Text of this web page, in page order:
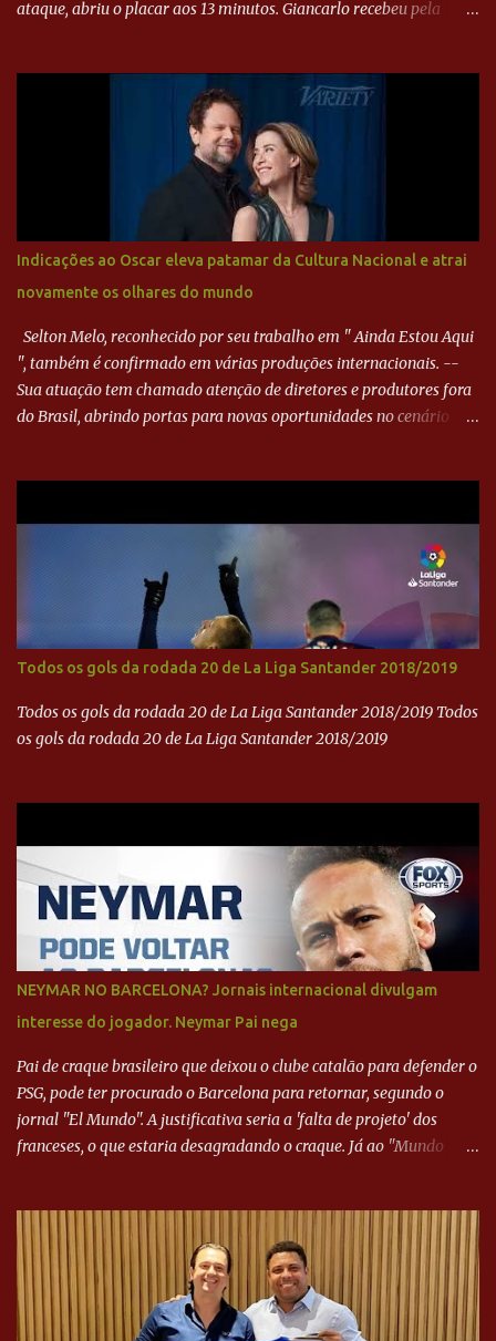
ataque, abriu o placar aos 13 minutos. Giancarlo recebeu pela
Paraná ampliou a vantagem aos 21 minutos. Éverton Garroni
desviou cruzamento de cabeça e, mesmo de costas, incidiu o canto
direito de Harlei. O goleiro esmeraldino se esticou e até tocou na
bola, mas não o suficiente para desviar sua trajetória. O ataque do
Goiás era nulo, tanto que o Paraná seguiu em cima. Aos 32
minutos, Jefferson cabeceou e Harlei fez grande defesa. Seis
minutos depois, Wellington encheu o pé e quase surpreendeu o
goleiro rival, que novamente defendeu. No fim, Jefferson teve
outra boa chance, mas parou no goleiro. Gol para matar espera...
Indicações ao Oscar eleva patamar da Cultura Nacional e atrai
novamente os olhares do mundo
Selton Melo, reconhecido por seu trabalho em " Ainda Estou Aqui
", também é confirmado em várias produções internacionais. --
Sua atuação tem chamado atenção de diretores e produtores fora
do Brasil, abrindo portas para novas oportunidades no cenário
Todos os gols da rodada 20 de La Liga Santander 2018/2019
Todos os gols da rodada 20 de La Liga Santander 2018/2019 Todos
os gols da rodada 20 de La Liga Santander 2018/2019
NEYMAR NO BARCELONA? Jornais internacional divulgam
interesse do jogador. Neymar Pai nega
Pai de craque brasileiro que deixou o clube catalão para defender o
PSG, pode ter procurado o Barcelona para retornar, segundo o
jornal "El Mundo". A justificativa seria a 'falta de projeto' dos
franceses, o que estaria desagradando o craque. Já ao "Mundo
Neymar Pai nega